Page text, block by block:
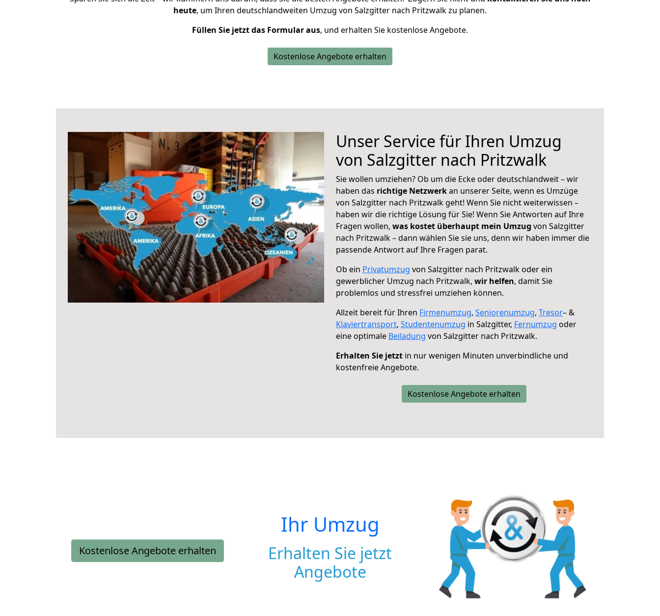
heute, um Ihren deutschlandweiten Umzug von Salzgitter nach Pritzwalk zu planen.
Füllen Sie jetzt das Formular aus, und erhalten Sie kostenlose Angebote.
Kostenlose Angebote erhalten
Unser Service für Ihren Umzug
von Salzgitter nach Pritzwalk
Sie wollen umziehen? Ob um die Ecke oder deutschlandweit – wir
haben das richtige Netzwerkan unserer Seite, wenn es Umzüge
von Salzgitter nach Pritzwalk geht! Wenn Sie nicht weiterwissen –
haben wir die richtige Lösung für Sie! Wenn Sie Antworten auf Ihre
Fragen wollen, was kostet überhaupt mein Umzug von Salzgitter
nach Pritzwalk – dann wählen Sie sie uns, denn wir haben immer die
passende Antwort auf Ihre Fragen parat.
Ob ein Privatumzug von Salzgitter nach Pritzwalk oder ein
gewerblicher Umzug nach Pritzwalk, wir helfen, damit Sie
problemlos und stressfrei umziehen können.
Allzeit bereit für Ihren Firmenumzug, Seniorenumzug, Tresor– &
Klaviertransport, Studentenumzug in Salzgitter, Fernumzug oder
eine optimale Beiladung von Salzgitter nach Pritzwalk.
Erhalten Sie jetzt in nur wenigen Minuten unverbindliche und
kostenfreie Angebote.
Kostenlose Angebote erhalten
Kostenlose Angebote erhalten
Ihr Umzug
Erhalten Sie jetzt
Angebote